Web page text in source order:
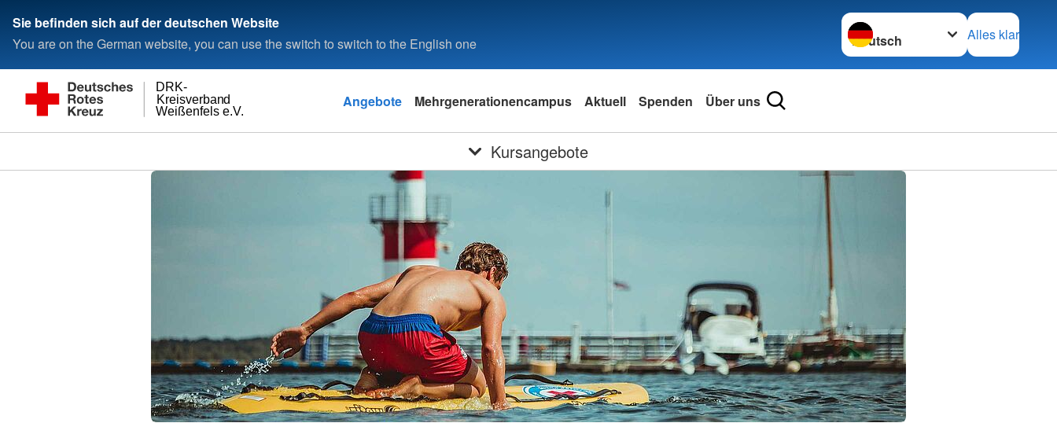
Sie befinden sich auf der deutschen Website
You are on the German website, you can use the switch to switch to the English one
Sprache wechseln zu
Alles klar
Weißenfels e.V.
Kreisverband
DRK-
Angebote Mehrgenerationencampus Aktuell Spenden Über uns
Kursangebote